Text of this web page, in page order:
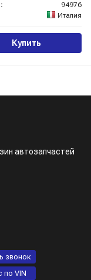
94976
Италия
Купить
автозапчастей
звонок
по VIN